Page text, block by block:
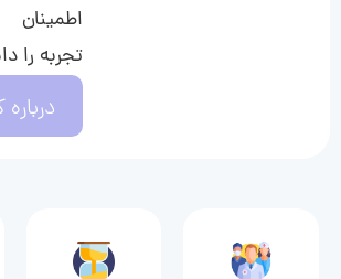
اطمینان
تجربه را